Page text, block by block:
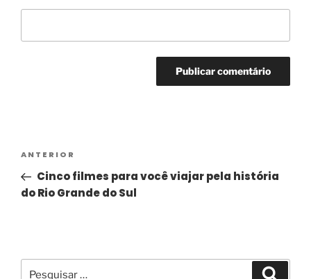
ANTERIOR
Cinco filmes para você viajar pela história
do Rio Grande do Sul